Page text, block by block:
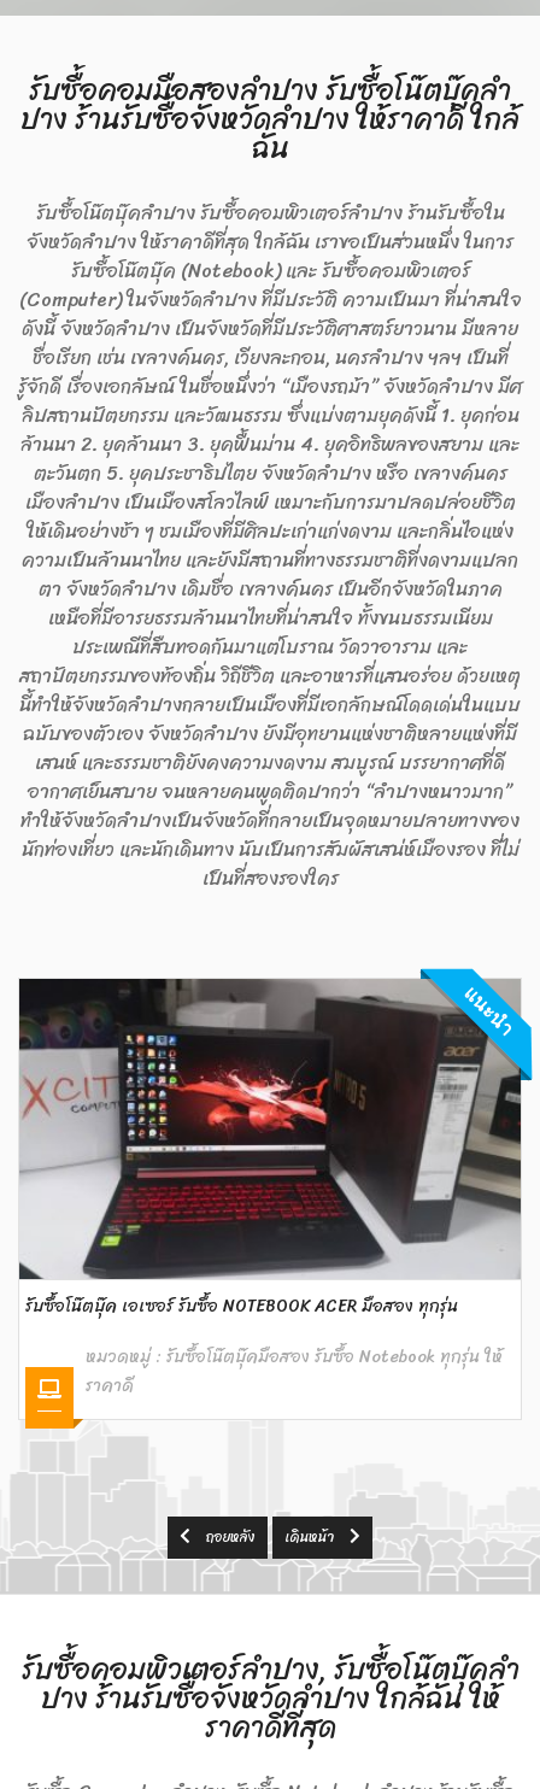
รับซื้อคอมมือสองลำปาง รับซื้อโน๊ตบุ๊คลำ
ปาง ร้านรับซื้อจังหวัดลำปาง ให้ราคาดี ใกล้
ฉัน
รับซื้อโน๊ตบุ๊คลำปาง รับซื้อคอมพิวเตอร์ลำปาง ร้านรับซื้อใน
จังหวัดลำปาง ให้ราคาดีที่สุด ใกล้ฉัน เราขอเป็นส่วนหนึ่ง ในการ
รับซื้อโน๊ตบุ๊ค (Notebook) และ รับซื้อคอมพิวเตอร์
(Computer) ในจังหวัดลำปาง ที่มีประวัติ ความเป็นมา ที่น่าสนใจ
ดังนี้ จังหวัดลำปาง เป็นจังหวัดที่มีประวัติศาสตร์ยาวนาน มีหลาย
ชื่อเรียก เช่น เขลางค์นคร, เวียงละกอน, นครลำปาง ฯลฯ เป็นที่
รู้จักดี เรื่องเอกลัษณ์ ในชื่อหนึ่งว่า “เมืองรถม้า” จังหวัดลำปาง มีศ
ลิปสถานปัตยกรรม และวัฒนธรรม ซึ่งแบ่งตามยุคดังนี้ 1. ยุคก่อน
ล้านนา 2. ยุคล้านนา 3. ยุคฟื้นม่าน 4. ยุคอิทธิพลของสยาม และ
ตะวันตก 5. ยุคประชาธิปไตย จังหวัดลำปาง หรือ เขลางค์นคร
เมืองลำปาง เป็นเมืองสโลวไลฟ์ เหมาะกับการมาปลดปล่อยชีวิต
ให้เดินอย่างช้า ๆ ชมเมืองที่มีศิลปะเก่าแก่งดงาม และกลิ่นไอแห่ง
ความเป็นล้านนาไทย และยังมีสถานที่ทางธรรมชาติที่งดงามแปลก
ตา จังหวัดลำปาง เดิมชื่อ เขลางค์นคร เป็นอีกจังหวัดในภาค
เหนือที่มีอารยธรรมล้านนาไทยที่น่าสนใจ ทั้งขนบธรรมเนียม
ประเพณีที่สืบทอดกันมาแต่โบราณ วัดวาอาราม และ
สถาปัตยกรรมของท้องถิ่น วิถีชีวิต และอาหารที่แสนอร่อย ด้วยเหตุ
นี้ทำให้จังหวัดลำปางกลายเป็นเมืองที่มีเอกลักษณ์โดดเด่นในแบบ
ฉบับของตัวเอง จังหวัดลำปาง ยังมีอุทยานแห่งชาติหลายแห่งที่มี
เสนห์ และธรรมชาติยังคงความงดงาม สมบูรณ์ บรรยากาศที่ดี
อากาศเย็นสบาย จนหลายคนพูดติดปากว่า “ลำปางหนาวมาก”
ทำให้จังหวัดลำปางเป็นจังหวัดที่กลายเป็นจุดหมายปลายทางของ
นักท่องเที่ยว และนักเดินทาง นับเป็นการสัมผัสเสน่ห์เมืองรอง ที่ไม่
เป็นที่สองรองใคร
แนะนำ
รับซื้อโน๊ตบุ๊ค เอเซอร์ รับซื้อ NOTEBOOK ACER มือสอง ทุกรุ่น
หมวดหมู่ : รับซื้อโน๊ตบุ๊คมือสอง รับซื้อ Notebook ทุกรุ่น ให้
ราคาดี
ถอยหลัง เดินหน้า
รับซื้อคอมพิวเตอร์ลำปาง, รับซื้อโน๊ตบุ๊คลำ
ปาง ร้านรับซื้อจังหวัดลำปาง ใกล้ฉัน ให้
ราคาดีที่สุด